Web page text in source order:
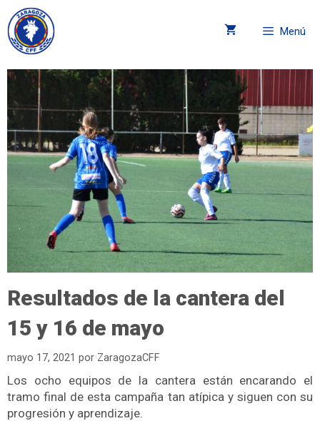
Menú
Resultados de la cantera del
15 y 16 de mayo
mayo 17, 2021 por ZaragozaCFF
Los ocho equipos de la cantera están encarando el
tramo final de esta campaña tan atípica y siguen con su
progresión y aprendizaje.